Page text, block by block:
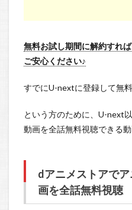
無料お試し期間に解約すれ
ご安心ください♪
すでにU-nextに登録して無
という方のために、U-next
動画を全話無料視聴できる
dアニメストアで
画を全話無料視聴